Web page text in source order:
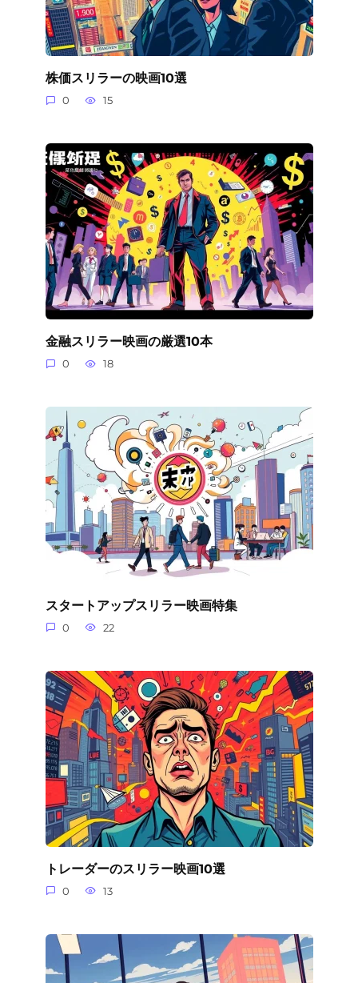
株価スリラーの映画10選
0 15
金融スリラー映画の厳選10本
0 18
スタートアップスリラー映画特集
0 22
トレーダーのスリラー映画10選
0 13